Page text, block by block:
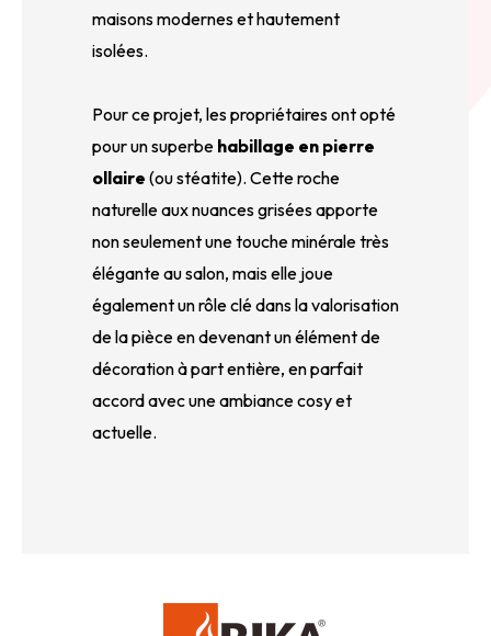
maisons modernes et hautement
isolées.
Pour ce projet, les propriétaires ont opté
pour un superbe habillage en pierre
ollaire (ou stéatite). Cette roche
naturelle aux nuances grisées apporte
non seulement une touche minérale très
élégante au salon, mais elle joue
également un rôle clé dans la valorisation
de la pièce en devenant un élément de
décoration à part entière, en parfait
accord avec une ambiance cosy et
actuelle.